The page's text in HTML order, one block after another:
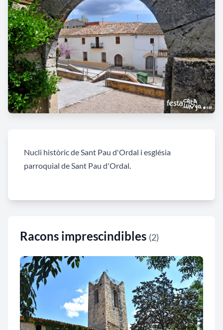
Nucli històric de Sant Pau d'Ordal i església
parroquial de Sant Pau d'Ordal.
Racons imprescindibles (2)